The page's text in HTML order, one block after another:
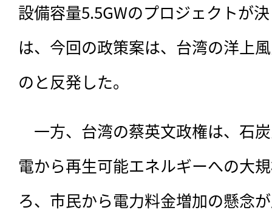
設備容量5.5GWのプロジェクトが
は、今回の政策案は、台湾の洋上
のと反発した。
一方、台湾の蔡英文政権は、石
電から再生可能エネルギーへの大
ろ、市民から電力料金増加の懸念